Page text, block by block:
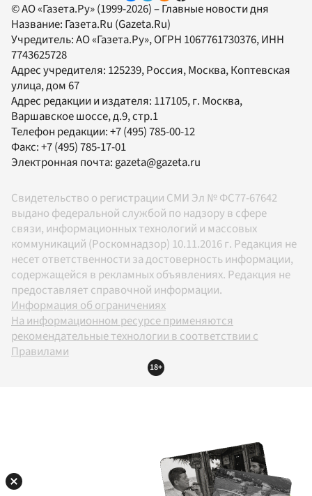
© АО «Газета.Ру» (1999-2026) – Главные новости дня
Название: Газета.Ru (Gazeta.Ru)
Учредитель:АО «Газета.Ру», ОГРН 1067761730376, ИНН
7743625728
Адрес учредителя: 125239, Россия, Москва, Коптевская
улица, дом 67
Адрес редакции и издателя: 117105, г. Москва,
Варшавское шоссе, д.9, стр.1
Телефон редакции:+7 (495) 785-00-12
Факс:+7 (495) 785-17-01
Электронная почта:gazeta@gazeta.ru
Свидетельство о регистрации СМИ Эл № ФС77-67642
выдано федеральной службой по надзору в сфере
связи, информационных технологий и массовых
коммуникаций (Роскомнадзор) 10.11.2016 г. Редакция не
несет ответственности за достоверность информации,
содержащейся в рекламных объявлениях. Редакция не
предоставляет справочной информации.
Информация об ограничениях
На информационном ресурсе применяются
рекомендательные технологии в соответствии с
Правилами
18+